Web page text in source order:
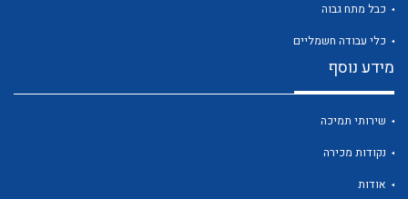
כבל מתח גבוה
כלי עבודה חשמליים
מידע נוסף
שירותי תמיכה
נקודות מכירה
אודות